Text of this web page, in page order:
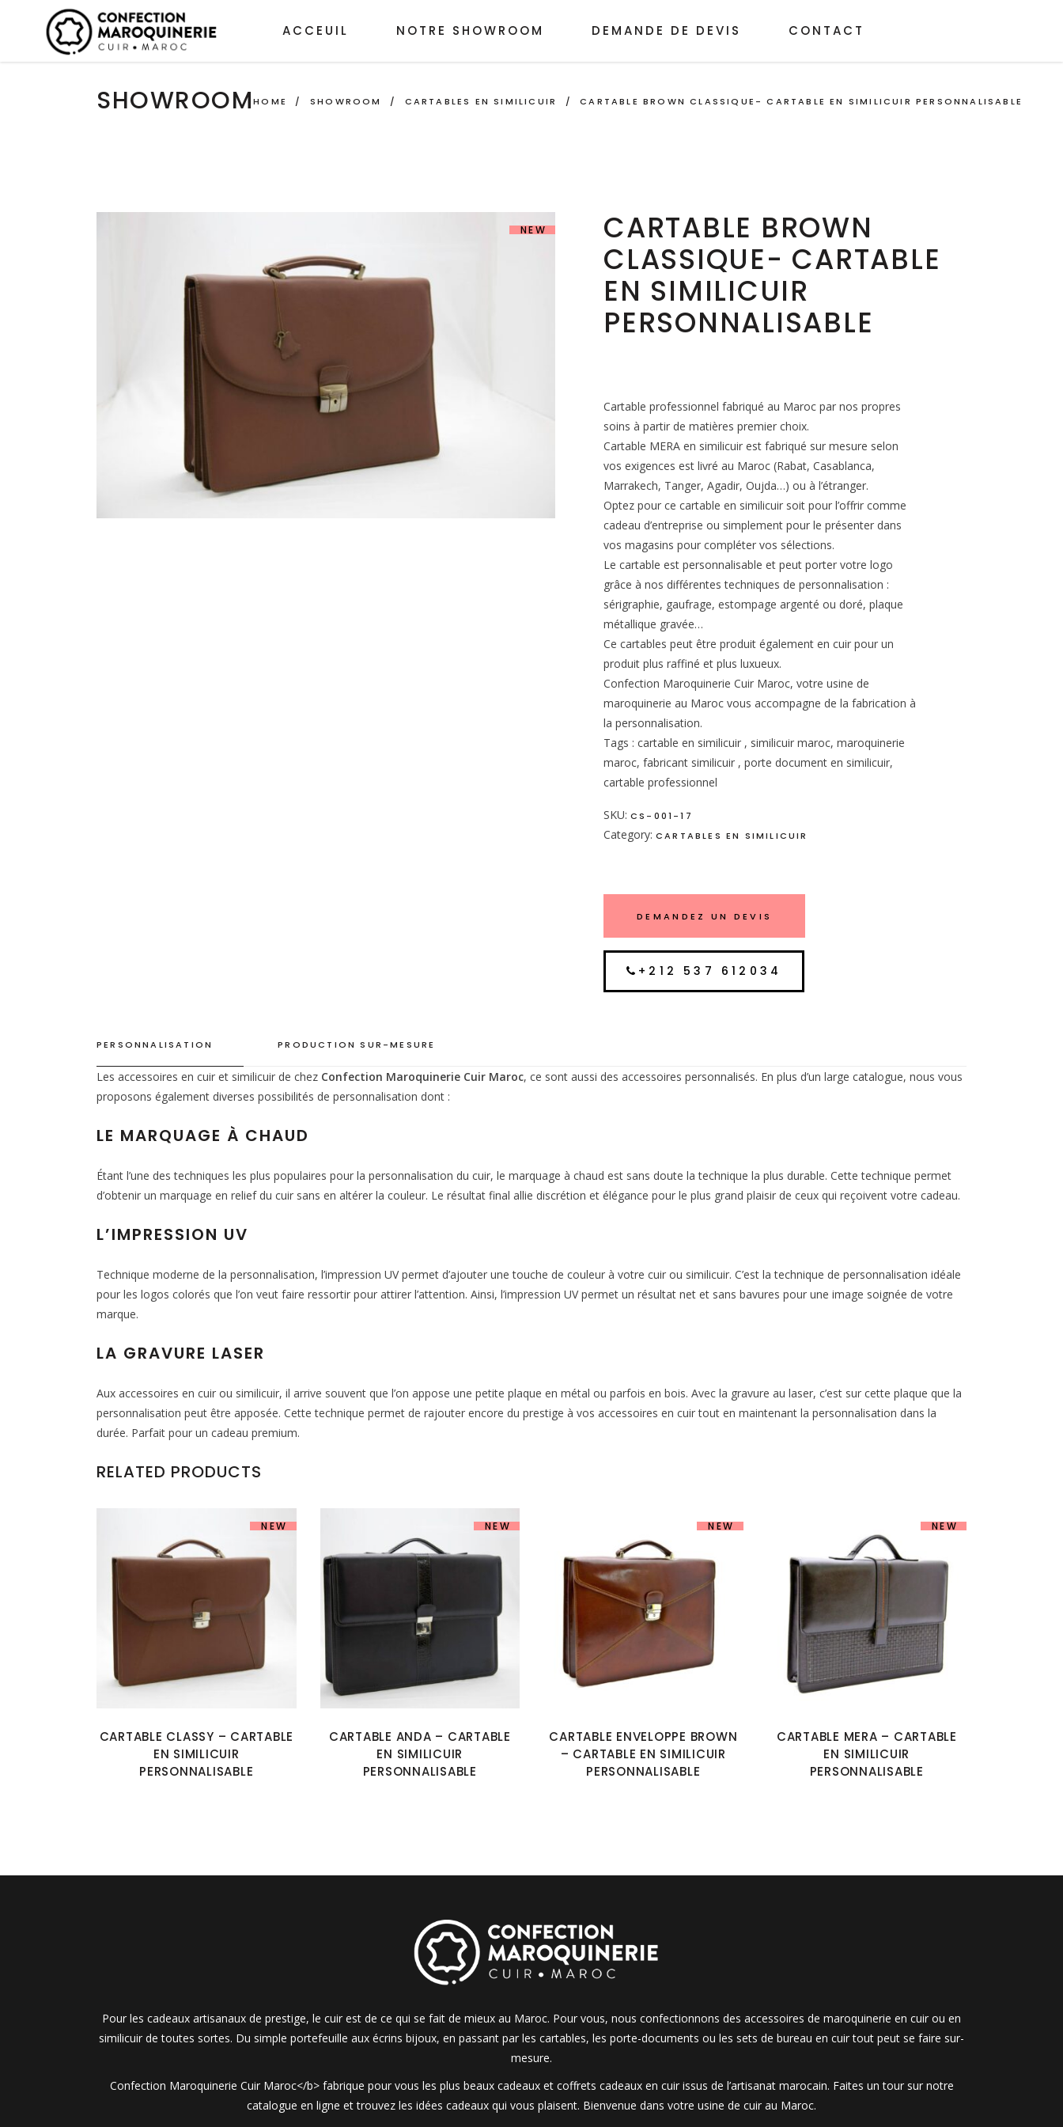
ACCEUIL NOTRE SHOWROOM DEMANDE DE DEVIS CONTACT
SHOWROOMHOME / SHOWROOM / CARTABLES EN SIMILICUIR /CARTABLE BROWN CLASSIQUE- CARTABLE EN SIMILICUIR PERSONNALISABLE
NEW
CARTABLE BROWN
CLASSIQUE- CARTABLE
EN SIMILICUIR
PERSONNALISABLE
Cartable professionnel fabriqué au Maroc par nos propres
soins à partir de matières premier choix.
Cartable MERA en similicuir est fabriqué sur mesure selon
vos exigences est livré au Maroc (Rabat, Casablanca,
Marrakech, Tanger, Agadir, Oujda…) ou à l’étranger.
Optez pour ce cartable en similicuir soit pour l’offrir comme
cadeau d’entreprise ou simplement pour le présenter dans
vos magasins pour compléter vos sélections.
Le cartable est personnalisable et peut porter votre logo
grâce à nos différentes techniques de personnalisation :
sérigraphie, gaufrage, estompage argenté ou doré, plaque
métallique gravée…
Ce cartables peut être produit également en cuir pour un
produit plus raffiné et plus luxueux.
Confection Maroquinerie Cuir Maroc, votre usine de
maroquinerie au Maroc vous accompagne de la fabrication à
la personnalisation.
Tags : cartable en similicuir , similicuir maroc, maroquinerie
maroc, fabricant similicuir , porte document en similicuir,
cartable professionnel
SKU: CS-001-17
Category: CARTABLES EN SIMILICUIR
DEMANDEZ UN DEVIS
+212 537 612034
PERSONNALISATION PRODUCTION SUR-MESURE
Les accessoires en cuir et similicuir de chez Confection Maroquinerie Cuir Maroc, ce sont aussi des accessoires personnalisés. En plus d’un large catalogue, nous vous
proposons également diverses possibilités de personnalisation dont :
LE MARQUAGE À CHAUD
Étant l’une des techniques les plus populaires pour la personnalisation du cuir, le marquage à chaud est sans doute la technique la plus durable. Cette technique permet
d’obtenir un marquage en relief du cuir sans en altérer la couleur. Le résultat final allie discrétion et élégance pour le plus grand plaisir de ceux qui reçoivent votre cadeau.
L’IMPRESSION UV
Technique moderne de la personnalisation, l’impression UV permet d’ajouter une touche de couleur à votre cuir ou similicuir. C’est la technique de personnalisation idéale
pour les logos colorés que l’on veut faire ressortir pour attirer l’attention. Ainsi, l’impression UV permet un résultat net et sans bavures pour une image soignée de votre
marque.
LA GRAVURE LASER
Aux accessoires en cuir ou similicuir, il arrive souvent que l’on appose une petite plaque en métal ou parfois en bois. Avec la gravure au laser, c’est sur cette plaque que la
personnalisation peut être apposée. Cette technique permet de rajouter encore du prestige à vos accessoires en cuir tout en maintenant la personnalisation dans la
durée. Parfait pour un cadeau premium.
RELATED PRODUCTS
NEW
CARTABLE CLASSY – CARTABLE
EN SIMILICUIR
PERSONNALISABLE
NEW
CARTABLE ANDA – CARTABLE
EN SIMILICUIR
PERSONNALISABLE
NEW
CARTABLE ENVELOPPE BROWN
– CARTABLE EN SIMILICUIR
PERSONNALISABLE
NEW
CARTABLE MERA – CARTABLE
EN SIMILICUIR
PERSONNALISABLE
Pour les cadeaux artisanaux de prestige, le cuir est de ce qui se fait de mieux au Maroc. Pour vous, nous confectionnons des accessoires de maroquinerie en cuir ou en
similicuir de toutes sortes. Du simple portefeuille aux écrins bijoux, en passant par les cartables, les porte-documents ou les sets de bureau en cuir tout peut se faire sur-
mesure.
Confection Maroquinerie Cuir Maroc</b> fabrique pour vous les plus beaux cadeaux et coffrets cadeaux en cuir issus de l’artisanat marocain. Faites un tour sur notre
catalogue en ligne et trouvez les idées cadeaux qui vous plaisent. Bienvenue dans votre usine de cuir au Maroc.